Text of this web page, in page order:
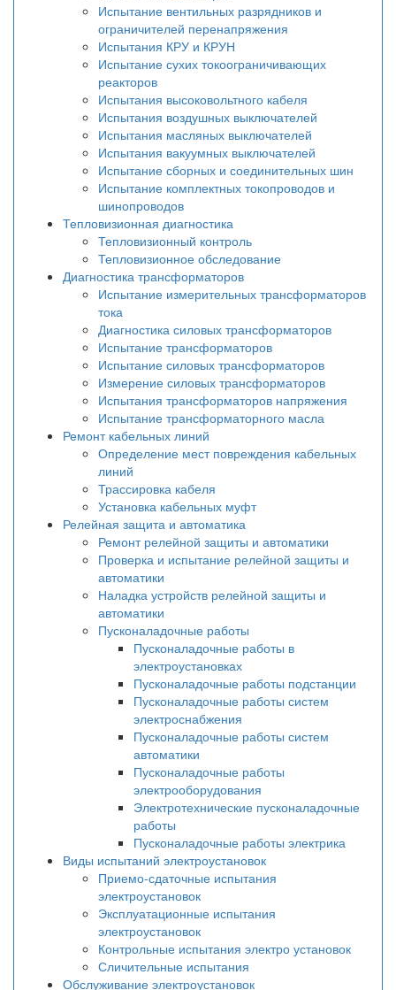
Испытание вентильных разрядников и
ограничителей перенапряжения
Испытания КРУ и КРУН
Испытание сухих токоограничивающих
реакторов
Испытания высоковольтного кабеля
Испытания воздушных выключателей
Испытания масляных выключателей
Испытания вакуумных выключателей
Испытание сборных и соединительных шин
Испытание комплектных токопроводов и
шинопроводов
Тепловизионная диагностика
Тепловизионный контроль
Тепловизионное обследование
Диагностика трансформаторов
Испытание измерительных трансформаторов
тока
Диагностика силовых трансформаторов
Испытание трансформаторов
Испытание силовых трансформаторов
Измерение силовых трансформаторов
Испытания трансформаторов напряжения
Испытание трансформаторного масла
Ремонт кабельных линий
Определение мест повреждения кабельных
линий
Трассировка кабеля
Установка кабельных муфт
Релейная защита и автоматика
Ремонт релейной защиты и автоматики
Проверка и испытание релейной защиты и
автоматики
Наладка устройств релейной защиты и
автоматики
Пусконаладочные работы
Пусконаладочные работы в
электроустановках
Пусконаладочные работы подстанции
Пусконаладочные работы систем
электроснабжения
Пусконаладочные работы систем
автоматики
Пусконаладочные работы
электрооборудования
Электротехнические пусконаладочные
работы
Пусконаладочные работы электрика
Виды испытаний электроустановок
Приемо-сдаточные испытания
электроустановок
Эксплуатационные испытания
электроустановок
Контрольные испытания электро установок
Сличительные испытания
Обслуживание электроустановок